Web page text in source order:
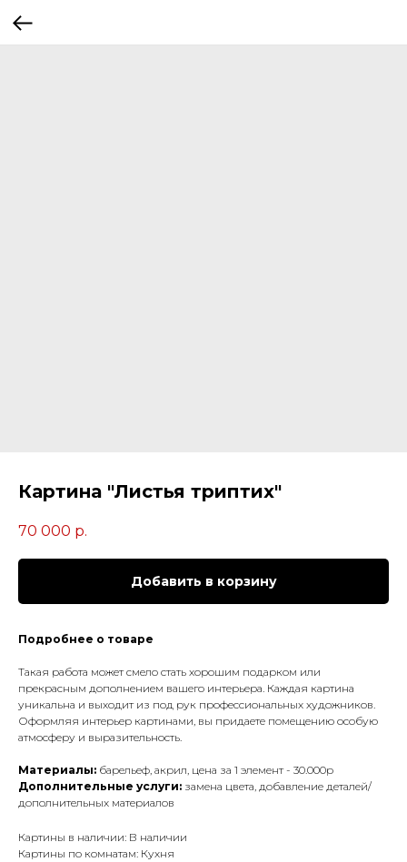
Картина "Листья триптих"
70 000 р.
Добавить в корзину
Подробнее о товаре
Такая работа может смело стать хорошим подарком или
прекрасным дополнением вашего интерьера. Каждая картина
уникальна и выходит из под рук профессиональных художников.
Оформляя интерьер картинами, вы придаете помещению особую
атмосферу и выразительность.
Материалы: барельеф, акрил, цена за 1 элемент - 30.000р
Дополнительные услуги: замена цвета, добавление деталей/
дополнительных материалов
Картины в наличии: В наличии
Картины по комнатам: Кухня